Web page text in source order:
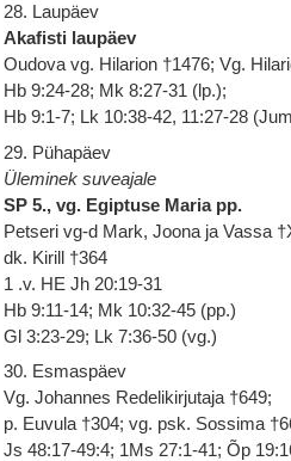
28. Laupäev
Akafisti laupäev
Oudova vg. Hilarion †1476; Vg.
Hb 9:24-28; Mk 8:27-31 (lp.);
Hb 9:1-7; Lk 10:38-42, 11:27-28
29. Pühapäev
Üleminek suveajale
SP 5., vg. Egiptuse Maria pp.
Petseri vg-d Mark, Joona ja Vassa
dk. Kirill †364
1 .v. HE Jh 20:19-31
Hb 9:11-14; Mk 10:32-45 (pp.)
Gl 3:23-29; Lk 7:36-50 (vg.)
30. Esmaspäev
Vg. Johannes Redelikirjutaja †649;
p. Euvula †304; vg. psk. Sossima
Js 48:17-49:4; 1Ms 27:1-41; Õp